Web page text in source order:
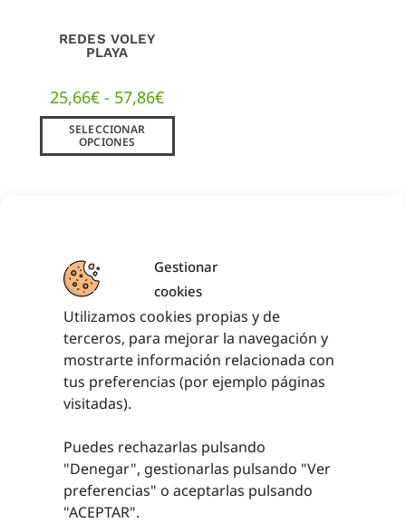
Gestionar
cookies
Utilizamos cookies propias y de
terceros, para mejorar la navegación y
mostrarte información relacionada con
tus preferencias (por ejemplo páginas
visitadas).
Puedes rechazarlas pulsando
"Denegar", gestionarlas pulsando "Ver
preferencias" o aceptarlas pulsando
"ACEPTAR".
REDES VOLEY
PLAYA
25,66€ - 57,86€
SELECCIONAR
OPCIONES
¿TIENES ALGUNA DUDA?
¿NECESITAS ASESORAMIENTO
DEPORTIVO?
Somos una empresa con más de 20 años de experiencia
en el sector.
Asesoramiento personalizado para lograr un
Nos encargamos de tus instalaciones deportivas.